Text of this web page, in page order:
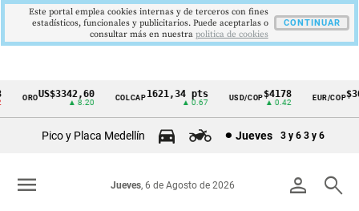
Cintillo
Colombia
OROUS$3342,60
▲ 8.20
COLCAP1621,34 pts
▲ 0.67
USD/COP$4178
▲ 0.42
EUR/COP
Pico y Placa Medellín Jueves 3 y 6 3 y 6
person search
Jueves, 6 de Agosto de 2026
menu
Este portal emplea cookies internas y de terceros con fines
estadísticos, funcionales y publicitarios. Puede aceptarlas o
consultar más en nuestra politica de cookies
CONTINUAR